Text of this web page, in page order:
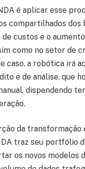
é aplicar esse
compartilhados dos
de custos e o
como no setor de
caso, a robótica irá
e de análise, que
dispendendo
da transformação
traz seu portfólio
os novos modelos